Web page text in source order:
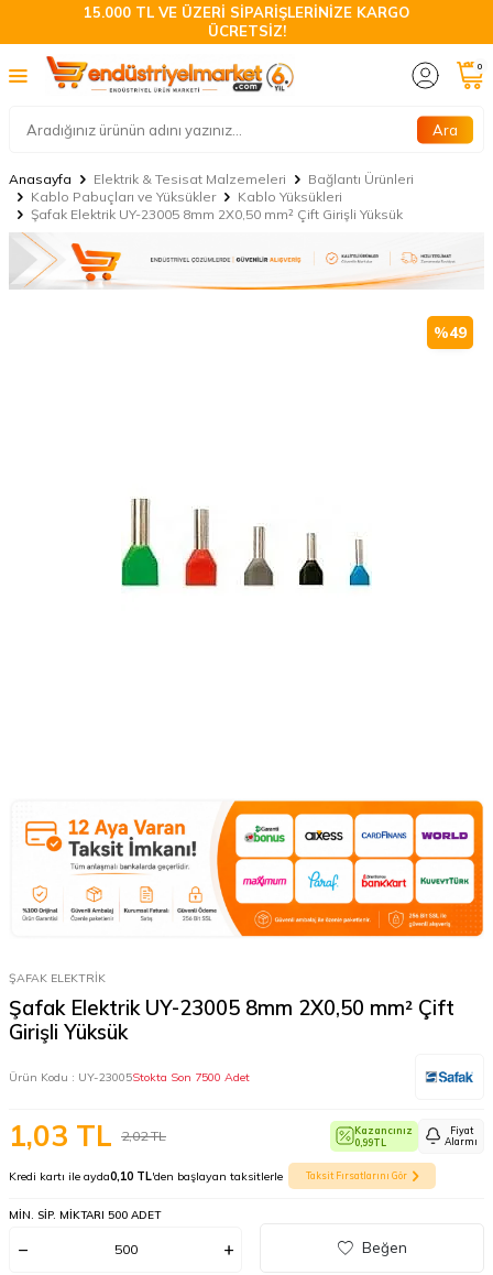
15.000 TL VE ÜZERİ SİPARİŞLERİNİZE KARGO
ÜCRETSİZ!
Ara
0
Anasayfa Elektrik & Tesisat Malzemeleri
Bağlantı Ürünleri
Kablo Pabuçları ve Yüksükler
Kablo Yüksükleri
Şafak Elektrik UY-23005 8mm 2X0,50 mm² Çift Girişli Yüksük
%49
ŞAFAK ELEKTRİK
Şafak Elektrik UY-23005 8mm 2X0,50 mm² Çift
Girişli Yüksük
Ürün Kodu : UY-23005Stokta Son 7500 Adet
2,02TL
1,03 TL
Kazancınız
0,99TL
Fiyat
Alarmı
Kredi kartı ile ayda0,10 TL'den başlayan taksitlerle Taksit Fırsatlarını Gör
MIN. SIP. MIKTARI 500 ADET
Beğen